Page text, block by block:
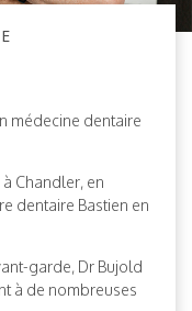
médecine dentaire
Chandler, en
dentaire Bastien en
garde, Dr Bujold
à de nombreuses